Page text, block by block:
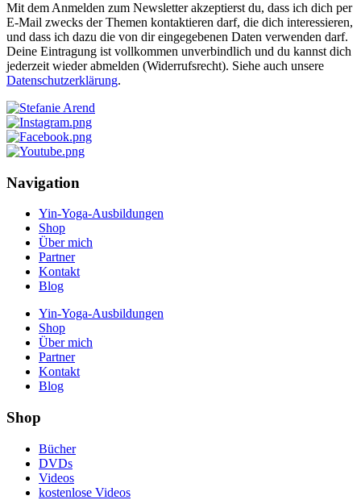
Mit dem Anmelden zum Newsletter akzeptierst du, dass ich dich per
E-Mail zwecks der Themen kontaktieren darf, die dich interessieren,
und dass ich dazu die von dir eingegebenen Daten verwenden darf.
Deine Eintragung ist vollkommen unverbindlich und du kannst dich
jederzeit wieder abmelden (Widerrufsrecht). Siehe auch unsere
Datenschutzerklärung.
Navigation
Yin-Yoga-Ausbildungen
Shop
Über mich
Partner
Kontakt
Blog
Yin-Yoga-Ausbildungen
Shop
Über mich
Partner
Kontakt
Blog
Shop
Bücher
DVDs
Videos
kostenlose Videos